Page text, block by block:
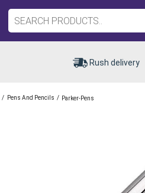
Rush delivery
/ Pens And Pencils / Parker-Pens